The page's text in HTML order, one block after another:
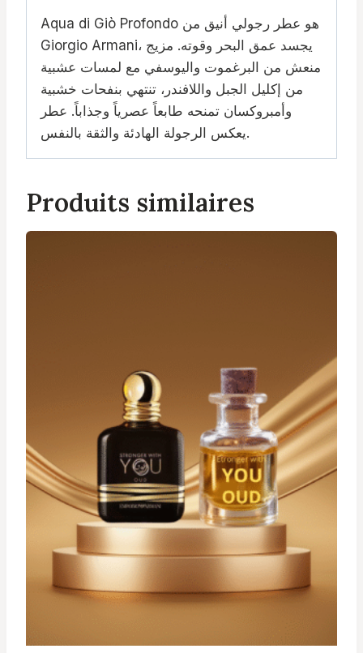
Aqua di Giò Profondo هو عطر رجولي أنيق من
Giorgio Armani، يجسد عمق البحر وقوته. مزيج
منعش من البرغموت واليوسفي مع لمسات عشبية
من إكليل الجبل واللافندر، تنتهي بنفحات خشبية
وأمبروكسان تمنحه طابعاً عصرياً وجذاباً. عطر
يعكس الرجولة الهادئة والثقة بالنفس.
Produits similaires